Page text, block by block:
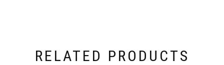
RELATED PRODUCTS